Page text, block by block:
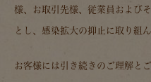
様、お取引先様、従業員および
とし、感染拡大の抑止に取り組ん
お客様には引き続きのご理解と